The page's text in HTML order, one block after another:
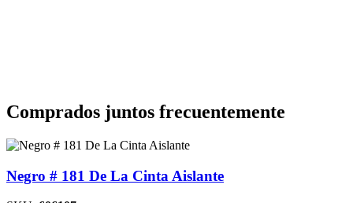
Comprados juntos frecuentemente
Negro # 181 De La Cinta Aislante